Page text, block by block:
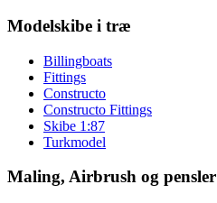
Modelskibe i træ
Billingboats
Fittings
Constructo
Constructo Fittings
Skibe 1:87
Turkmodel
Maling, Airbrush og pensler